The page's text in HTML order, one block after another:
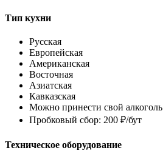
Тип кухни
Русская
Европейская
Американская
Восточная
Азиатская
Кавказская
Можно принести свой алкоголь
Пробковый сбор: 200 ₽/бут
Техническое оборудование